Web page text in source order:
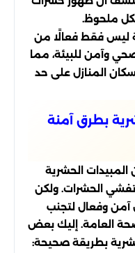
ملحوظ.
ليس فقط فعالًا من
صحي وآمن للبيئة، مما
المنازل على حد
بطرق آمنة
المبيدات الحشرية
الحشرات. ولكن
وفعال لتجنب
العامة. إليك بعض
بطريقة صحيحة: